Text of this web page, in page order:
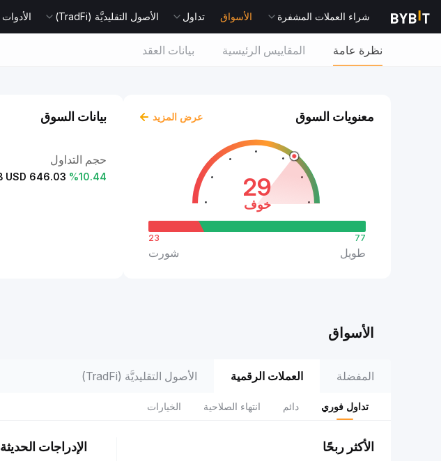
شراء العملات المشفرة الأسواق تداول الأصول التقليديَّة (TradFi) الأدوات
نظرة عامة المقاييس الرئيسية بيانات العقد
معنويات السوق عرض المزيد
29
خوف
77
طويل
23
شورت
بيانات السوق
حجم التداول
10.44
%
646.03 B USD
الأسواق
المفضلة العملات الرقمية الأصول التقليديَّة (TradFi)
تداول فوري دائم انتهاء الصلاحية الخيارات
الأكثر ربحًا الإدراجات الحديثة